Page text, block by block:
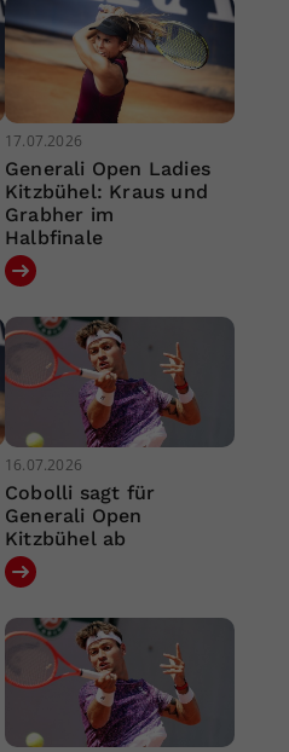
17.07.2026
Generali Open Ladies
Kitzbühel: Kraus und
Grabher im
Halbfinale
16.07.2026
Cobolli sagt für
Generali Open
Kitzbühel ab